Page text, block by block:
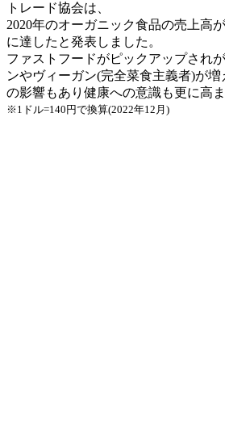
トレード協会は、
2020年のオーガニック食品の売上高
に達したと発表しました。
ファストフードがピックアップされ
ンやヴィーガン(完全菜食主義者)が
の影響もあり健康への意識も更に高ま
※1ドル=140円で換算(2022年12月)